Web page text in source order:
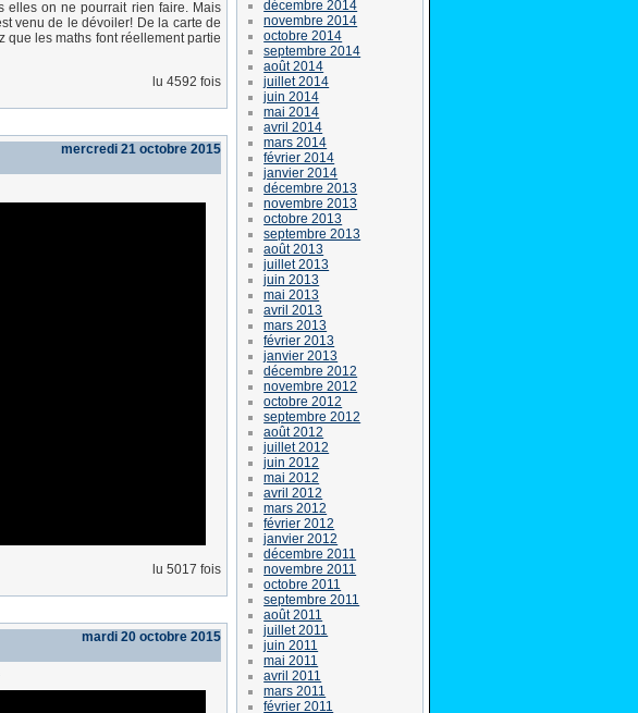
elles on ne pourrait rien faire. Mais
venu de le dévoiler! De la carte de
que les maths font réellement partie
lu 4592 fois
mercredi 21 octobre 2015
lu 5017 fois
mardi 20 octobre 2015
décembre 2014
novembre 2014
octobre 2014
septembre 2014
août 2014
juillet 2014
juin 2014
mai 2014
avril 2014
mars 2014
février 2014
janvier 2014
décembre 2013
novembre 2013
octobre 2013
septembre 2013
août 2013
juillet 2013
juin 2013
mai 2013
avril 2013
mars 2013
février 2013
janvier 2013
décembre 2012
novembre 2012
octobre 2012
septembre 2012
août 2012
juillet 2012
juin 2012
mai 2012
avril 2012
mars 2012
février 2012
janvier 2012
décembre 2011
novembre 2011
octobre 2011
septembre 2011
août 2011
juillet 2011
juin 2011
mai 2011
avril 2011
mars 2011
février 2011